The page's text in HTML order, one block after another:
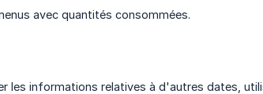
avec quantités consommées.
les informations relatives à d'autres dates,